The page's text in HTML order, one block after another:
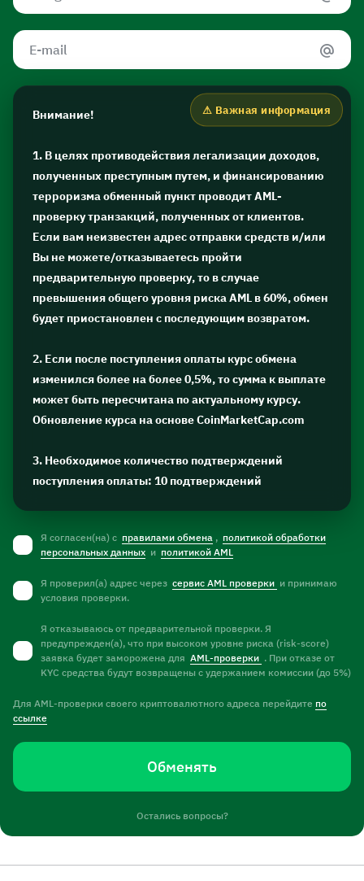
Внимание!
1. В целях противодействия легализации доходов,
полученных преступным путем, и финансированию
терроризма обменный пункт проводит AML-
проверку транзакций, полученных от клиентов.
Если вам неизвестен адрес отправки средств и/или
Вы не можете/отказываетесь пройти
предварительную проверку, то в случае
превышения общего уровня риска AML в 60%, обмен
будет приостановлен с последующим возвратом.
2. Если после поступления оплаты курс обмена
изменился более на более 0,5%, то сумма к выплате
может быть пересчитана по актуальному курсу.
Обновление курса на основе CoinMarketCap.com
3. Необходимое количество подтверждений
поступления оплаты: 10 подтверждений
Я согласен(на) с правилами обмена , политикой обработки
персональных данных и политикой AML
Я проверил(а) адрес через сервис AML проверки и принимаю
условия проверки.
Я отказываюсь от предварительной проверки. Я
предупрежден(а), что при высоком уровне риска (risk-score)
заявка будет заморожена для AML-проверки . При отказе от
KYC средства будут возвращены с удержанием комиссии (до 5%)
Для AML-проверки своего криптовалютного адреса перейдите по
ссылке
Обменять
Остались вопросы?